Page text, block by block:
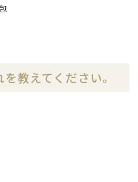
教えてください。